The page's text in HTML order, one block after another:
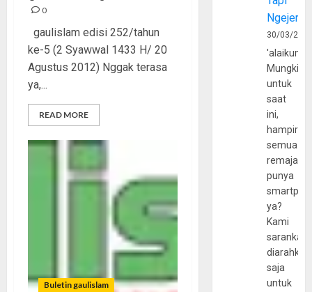
0
gaulislam edisi 252/tahun
ke-5 (2 Syawwal 1433 H/ 20
Agustus 2012) Nggak terasa
ya,...
READ MORE
Buletin gaulislam
30/03/
Mungkin
untuk
saat
ini,
hampir
semua
remaja
punya
ya?
Kami
sarankan,
diarahkan
saja
untuk